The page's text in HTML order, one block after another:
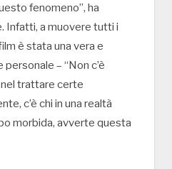
fenomeno”, ha
Infatti, a muovere tutti i
è stata una vera e
– “Non c’è
trattare certe
c’è chi in una realtà
morbida, avverte questa